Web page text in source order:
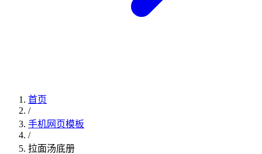
首页
/
手机网页模板
/
拉面汤底册